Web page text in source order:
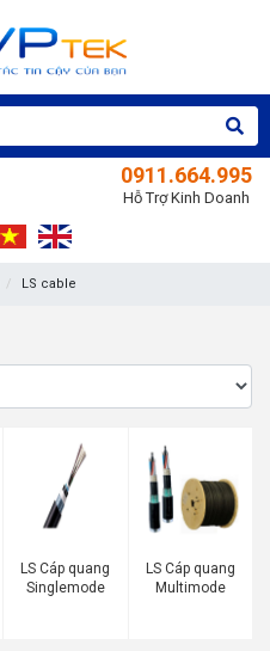
0911.664.995
Hỗ Trợ Kinh Doanh
LS cable
LS Cáp quang
Singlemode
LS Cáp quang
Multimode